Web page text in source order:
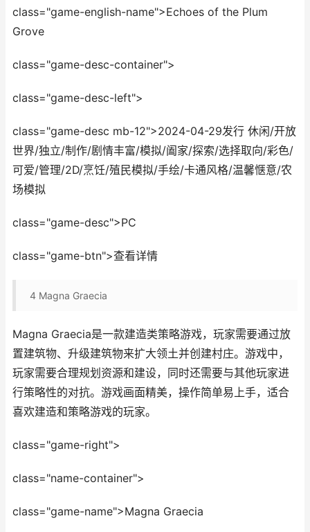
class="game-english-name">Echoes of the Plum
Grove
class="game-desc-container">
class="game-desc-left">
class="game-desc mb-12">2024-04-29发行 休闲/开放
世界/独立/制作/剧情丰富/模拟/阖家/探索/选择取向/彩色/
可爱/管理/2D/烹饪/殖民模拟/手绘/卡通风格/温馨惬意/农
场模拟
class="game-desc">PC
class="game-btn">查看详情
4 Magna Graecia
Magna Graecia是一款建造类策略游戏，玩家需要通过放
置建筑物、升级建筑物来扩大领土并创建村庄。游戏中，
玩家需要合理规划资源和建设，同时还需要与其他玩家进
行策略性的对抗。游戏画面精美，操作简单易上手，适合
喜欢建造和策略游戏的玩家。
class="game-right">
class="name-container">
class="game-name">Magna Graecia